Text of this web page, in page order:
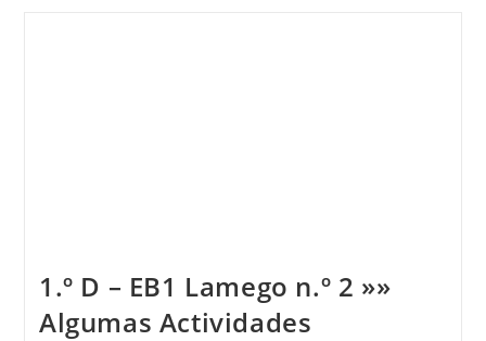
1.º D – EB1 Lamego n.º 2 »»
Algumas Actividades